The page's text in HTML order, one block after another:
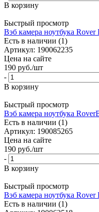
В корзину
Быстрый просмотр
Вэб камера ноутбука
Есть в наличии (1)
Артикул: 190062235
Цена на сайте
190 руб./шт
-
В корзину
Быстрый просмотр
Вэб камера ноутбука
Есть в наличии (1)
Артикул: 190085265
Цена на сайте
190 руб./шт
-
В корзину
Быстрый просмотр
Вэб камера ноутбука
Есть в наличии (1)